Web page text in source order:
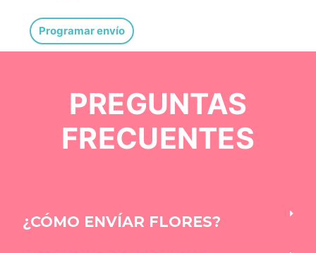
Programar envío
PREGUNTAS
FRECUENTES
¿CÓMO ENVÍAR FLORES?